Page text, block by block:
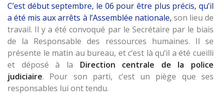
C’est début septembre, le 06 pour être plus précis, qu’il
a été mis aux arrêts à l’Assemblée nationale, son lieu de
travail. Il y a été convoqué par le Secrétaire par le biais
de la Responsable des ressources humaines. Il se
présente le matin au bureau, et c’est là qu’il a été cueilli
et déposé à la Direction centrale de la police
judiciaire. Pour son parti, c’est un piège que ses
responsables lui ont tendu.